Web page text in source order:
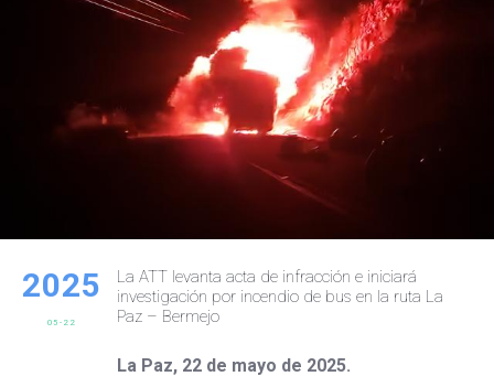
2025
05-22
La ATT levanta acta de infracción e iniciará
investigación por incendio de bus en la ruta La
Paz – Bermejo
La Paz, 22 de mayo de 2025.